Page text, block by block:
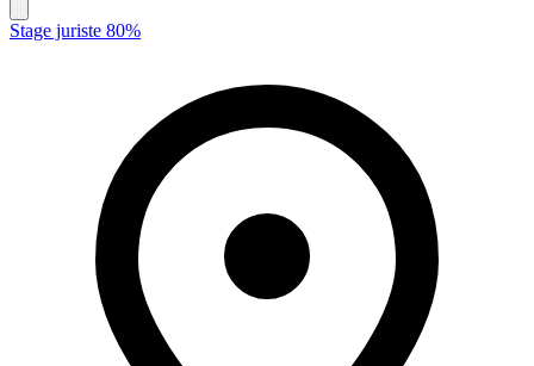
Stage juriste 80%